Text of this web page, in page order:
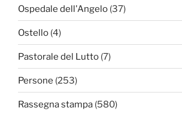
Ospedale dell'Angelo (37)
Ostello (4)
Pastorale del Lutto (7)
Persone (253)
Rassegna stampa (580)